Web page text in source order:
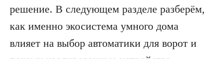
решение. В следующем разделе разберём,
как именно экосистема умного дома
влияет на выбор автоматики для ворот и